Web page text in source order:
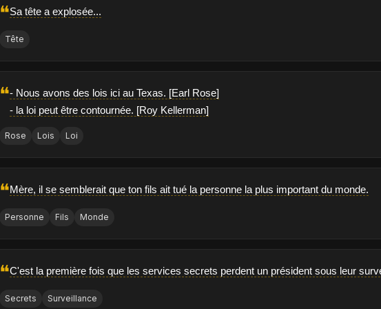
❝Sa tête a explosée...
Tête
❝- Nous avons des lois ici au Texas. [Earl Rose]
- la loi peut être contournée. [Roy Kellerman]
Rose Lois Loi
❝Mère, il se semblerait que ton fils ait tué la personne la plus important du monde.
Personne Fils Monde
❝C'est la première fois que les services secrets perdent un président sous leur
Secrets Surveillance